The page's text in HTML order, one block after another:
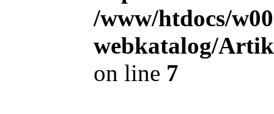
/www/htdocs/
webkatalog/
on line 7